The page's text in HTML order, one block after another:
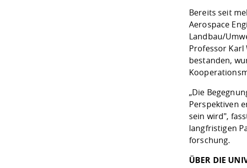
Bereits seit
Aerospace
Landbau/
Professor
bestanden,
„Die
Perspektiven
sein wird",
langfristigen
forschung.
ÜBER DIE